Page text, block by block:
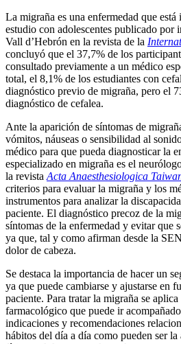
La migraña es una enfermedad que
estudio con adolescentes publicado por
Vall d’Hebrón en la revista de la
concluyó que el 37,7% de los
consultado previamente a un médico
total, el 8,1% de los estudiantes con
diagnóstico previo de migraña, pero el
diagnóstico de cefalea.
Ante la aparición de síntomas de
vómitos, náuseas o sensibilidad al
médico para que pueda diagnosticar la
especializado en migraña es el
la revista Acta Anaesthesiologica
criterios para evaluar la migraña y los
instrumentos para analizar la
paciente. El diagnóstico precoz de la
síntomas de la enfermedad y evitar que
ya que, tal y como afirman desde la
dolor de cabeza.
Se destaca la importancia de hacer un
ya que puede cambiarse y ajustarse en
paciente. Para tratar la migraña se
farmacológico que puede ir
indicaciones y recomendaciones
hábitos del día a día como pueden ser